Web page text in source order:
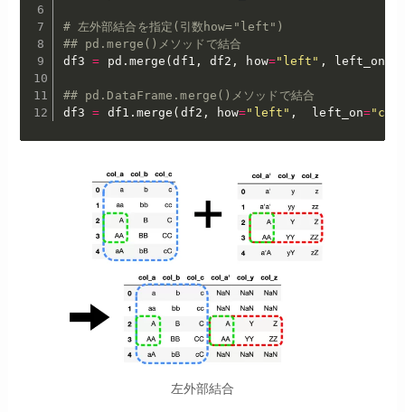
# 左外部結合を指定(引数how="left")
## pd.merge()メソッドで結合
df3 = pd . merge (df1 , df2 , how="left" , left_on
## pd.DataFrame.merge()メソッドで結合
df3 = df1 . merge ( df2 , how="left" ,
  left_on
=
左外部結合